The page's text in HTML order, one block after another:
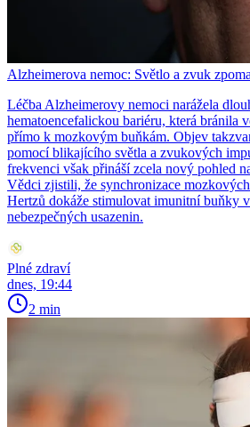
Alzheimerova nemoc: Světlo a zvuk
Léčba Alzheimerovy nemoci narážela
hematoencefalickou bariéru, která bránila
přímo k mozkovým buňkám. Objev
pomocí blikajícího světla a zvukových
frekvenci však přináší zcela nový pohled
Vědci zjistili, že synchronizace
Hertzů dokáže stimulovat imunitní buňky
nebezpečných usazenin.
Plné zdraví
dnes, 19:44
2 min